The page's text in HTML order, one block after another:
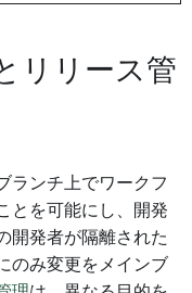
リリース管
ランチ上でワークフ
とを可能にし、開発
開発者が隔離された
のみ変更をメインブ